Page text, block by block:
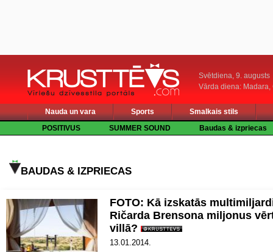
Svētdiena, 9. augusts
Vārda diena: Madara,
Nauda un vara Sports
Smalkais stils
POSITIVUS
SUMMER SOUND Baudas & izpriecas
BAUDAS & IZPRIECAS
FOTO: Kā izskatās
Ričarda Brensona miljonus
villā?
13.01.2014.